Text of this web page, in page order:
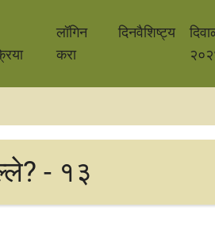
लॉगिन
करा
दिनवैशिष्ट्य
- १३